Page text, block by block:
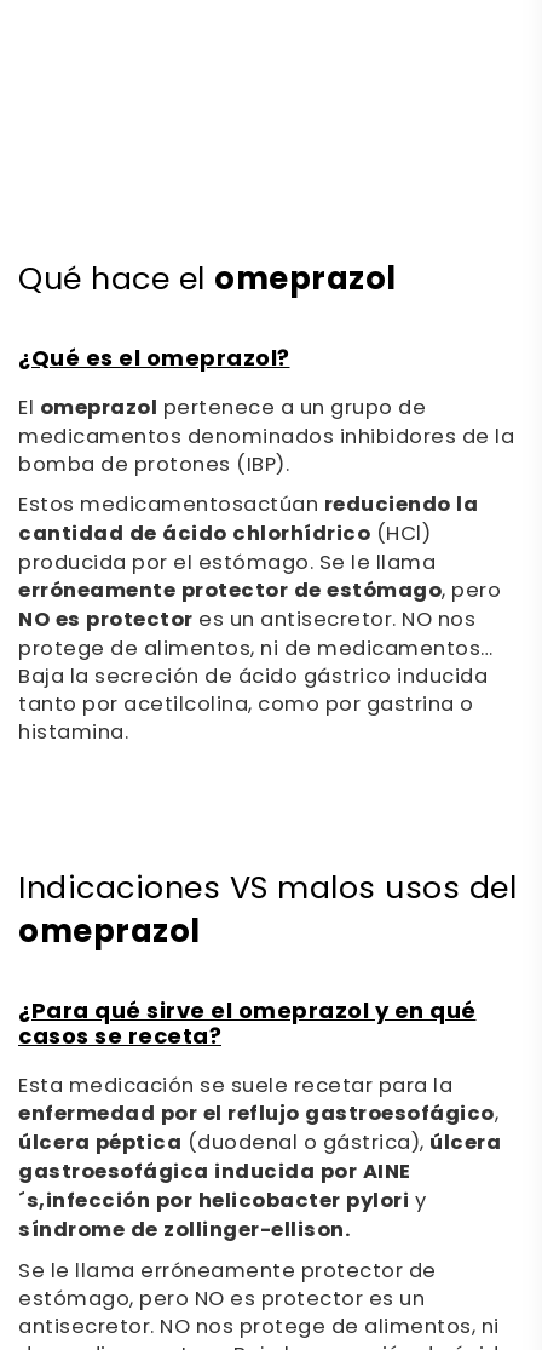
Qué hace el omeprazol
¿Qué es el omeprazol?
El omeprazol pertenece a un grupo de
medicamentos denominados inhibidores de la
bomba de protones (IBP).
Estos medicamentosactúan reduciendo la
cantidad de ácido chlorhídrico (HCl)
producida por el estómago. Se le llama
erróneamente protector de estómago, pero
NO es protector es un antisecretor. NO nos
protege de alimentos, ni de medicamentos…
Baja la secreción de ácido gástrico inducida
tanto por acetilcolina, como por gastrina o
histamina.
Indicaciones VS malos usos del
omeprazol
¿Para qué sirve el omeprazol y en qué
casos se receta?
Esta medicación se suele recetar para la
enfermedad por el reflujo gastroesofágico,
úlcera péptica (duodenal o gástrica), úlcera
gastroesofágica inducida por AINE
´s,infección por helicobacter pylori y
síndrome de zollinger-ellison.
Se le llama erróneamente protector de
estómago, pero NO es protector es un
antisecretor. NO nos protege de alimentos, ni